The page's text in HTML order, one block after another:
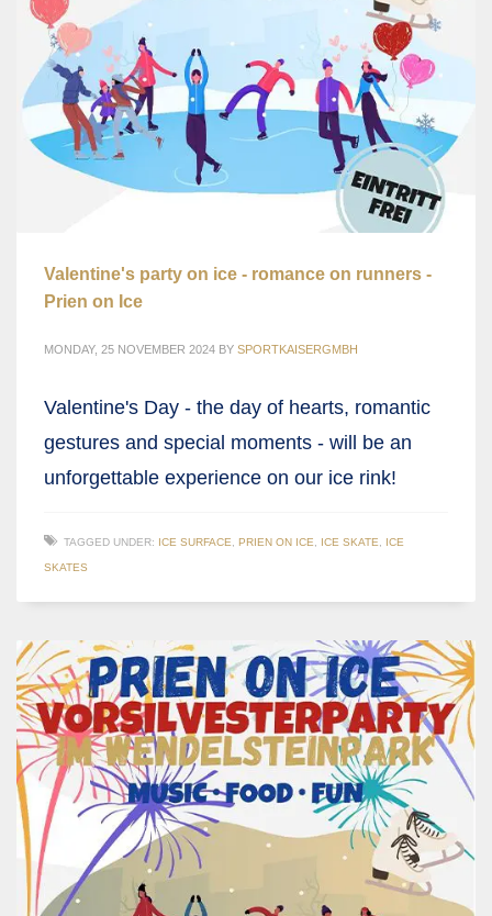
Valentine's party on ice - romance on runners -
Prien on Ice
MONDAY, 25 NOVEMBER 2024 BY SPORTKAISERGMBH
Valentine's Day - the day of hearts, romantic
gestures and special moments - will be an
unforgettable experience on our ice rink!
TAGGED UNDER: ICE SURFACE, PRIEN ON ICE, ICE SKATE, ICE
SKATES